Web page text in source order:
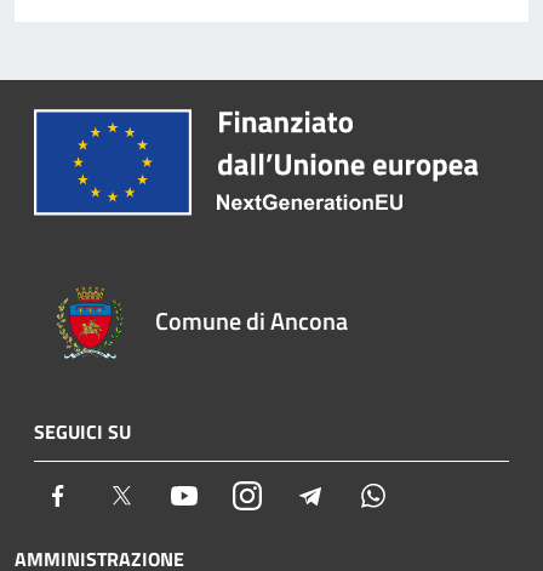
Comune di Ancona
SEGUICI SU
Facebook Twitter YoutubeInstagram Telegram
AMMINISTRAZIONE